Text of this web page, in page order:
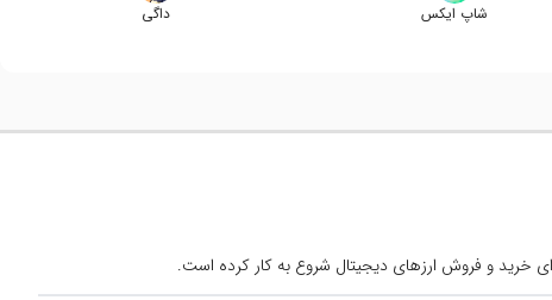
شاپ ایکس داگی
خرید و فروش ارزهای دیجیتال شروع به کار کرده است.